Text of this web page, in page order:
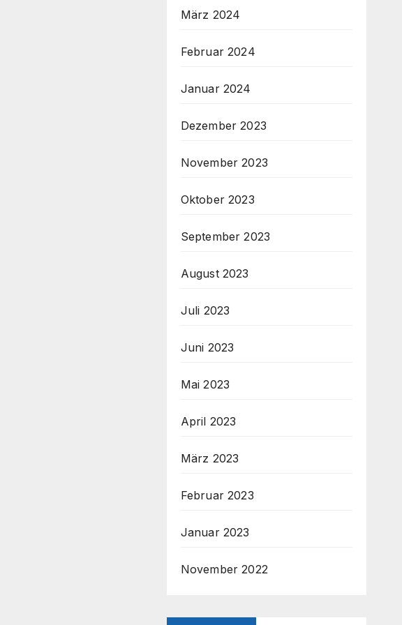
März 2024
Februar 2024
Januar 2024
Dezember 2023
November 2023
Oktober 2023
September 2023
August 2023
Juli 2023
Juni 2023
Mai 2023
April 2023
März 2023
Februar 2023
Januar 2023
November 2022